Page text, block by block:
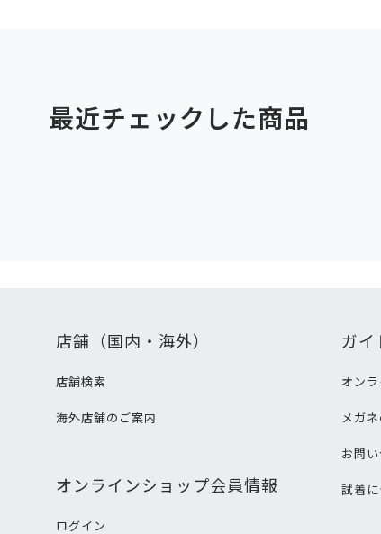
最近チェックした商品
店舗（国内・海外）
店舗検索
海外店舗のご案内
オンラインショップ会員情報
ログイン
ガイ
オン
メガ
お問
試着